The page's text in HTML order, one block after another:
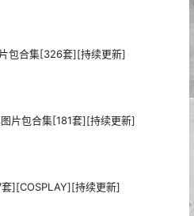
包合集[326套][持续更新]
片包合集[181套][持续更新]
][COSPLAY][持续更新]